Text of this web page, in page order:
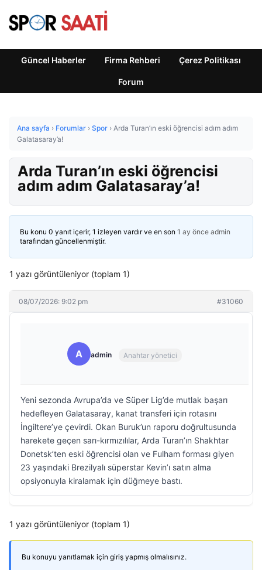
Güncel Haberler Firma Rehberi Çerez Politikası
Forum
Ana sayfa › Forumlar › Spor › Arda Turan’ın eski öğrencisi adım adım
Galatasaray’a!
Arda Turan’ın eski öğrencisi
adım adım Galatasaray’a!
Bu konu 0 yanıt içerir, 1 izleyen vardır ve en son 1 ay önce admin
tarafından güncellenmiştir.
1 yazı görüntüleniyor (toplam 1)
08/07/2026: 9:02 pm #31060
A admin Anahtar yönetici
Yeni sezonda Avrupa’da ve Süper Lig’de mutlak başarı
hedefleyen Galatasaray, kanat transferi için rotasını
İngiltere’ye çevirdi. Okan Buruk’un raporu doğrultusunda
harekete geçen sarı-kırmızılılar, Arda Turan’ın Shakhtar
Donetsk’ten eski öğrencisi olan ve Fulham forması giyen
23 yaşındaki Brezilyalı süperstar Kevin’ı satın alma
opsiyonuyla kiralamak için düğmeye bastı.
1 yazı görüntüleniyor (toplam 1)
Bu konuyu yanıtlamak için giriş yapmış olmalısınız.